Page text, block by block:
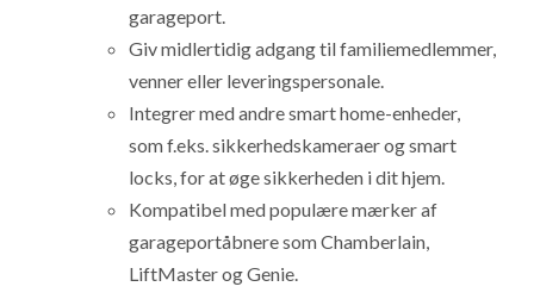
garageport.
Giv midlertidig adgang til familiemedlemmer,
venner eller leveringspersonale.
Integrer med andre smart home-enheder,
som f.eks. sikkerhedskameraer og smart
locks, for at øge sikkerheden i dit hjem.
Kompatibel med populære mærker af
garageportåbnere som Chamberlain,
LiftMaster og Genie.